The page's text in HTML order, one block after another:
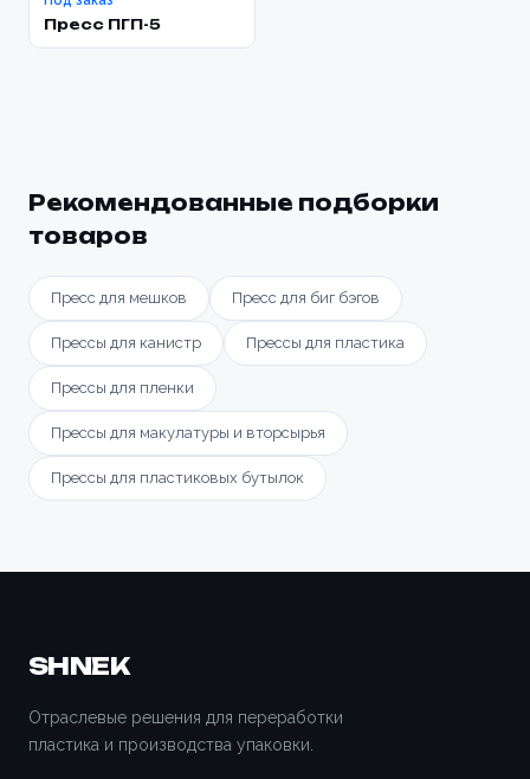
Пресс ПГП-5
Рекомендованные подборки
товаров
Пресс для мешков Пресс для биг бэгов
Прессы для канистр Прессы для пластика
Прессы для пленки
Прессы для макулатуры и вторсырья
Прессы для пластиковых бутылок
SHNEK
Отраслевые решения для переработки
пластика и производства упаковки.